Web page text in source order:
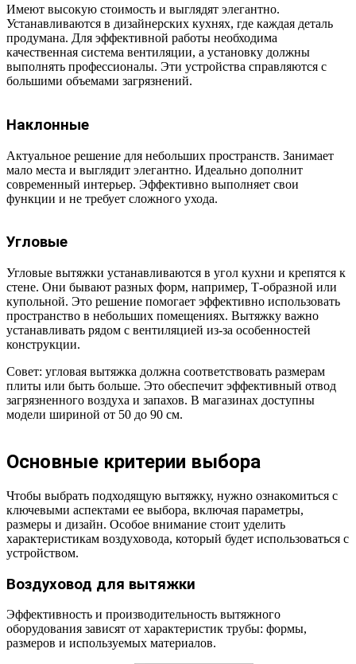
Имеют высокую стоимость и выглядят элегантно.
Устанавливаются в дизайнерских кухнях, где каждая деталь
продумана. Для эффективной работы необходима
качественная система вентиляции, а установку должны
выполнять профессионалы. Эти устройства справляются с
большими объемами загрязнений.
Наклонные
Актуальное решение для небольших пространств. Занимает
мало места и выглядит элегантно. Идеально дополнит
современный интерьер. Эффективно выполняет свои
функции и не требует сложного ухода.
Угловые
Угловые вытяжки устанавливаются в угол кухни и крепятся к
стене. Они бывают разных форм, например, Т-образной или
купольной. Это решение помогает эффективно использовать
пространство в небольших помещениях. Вытяжку важно
устанавливать рядом с вентиляцией из-за особенностей
конструкции.
Совет: угловая вытяжка должна соответствовать размерам
плиты или быть больше. Это обеспечит эффективный отвод
загрязненного воздуха и запахов. В магазинах доступны
модели шириной от 50 до 90 см.
Основные критерии выбора
Чтобы выбрать подходящую вытяжку, нужно ознакомиться с
ключевыми аспектами ее выбора, включая параметры,
размеры и дизайн. Особое внимание стоит уделить
характеристикам воздуховода, который будет использоваться с
устройством.
Воздуховод для вытяжки
Эффективность и производительность вытяжного
оборудования зависят от характеристик трубы: формы,
размеров и используемых материалов.